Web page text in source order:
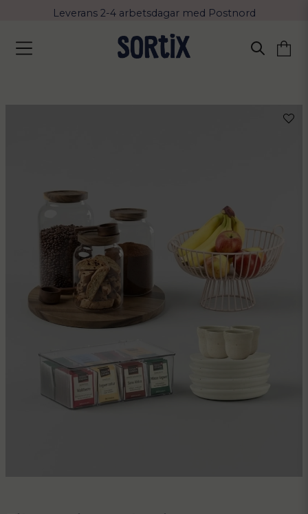
Leverans 2-4 arbetsdagar med Postnord